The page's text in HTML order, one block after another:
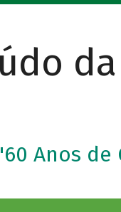
da
Anos de